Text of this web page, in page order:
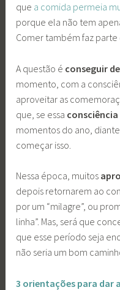
que a comida permeia
porque ela não tem
Comer também faz
A questão é conseguir
momento, com a
aproveitar as
que, se essa consciência
momentos do ano,
começar isso.
Nessa época, muitos
depois retornarem ao
por um “milagre”, ou
linha”. Mas, será que
que esse período seja
não seria um bom
3 orientações para dar